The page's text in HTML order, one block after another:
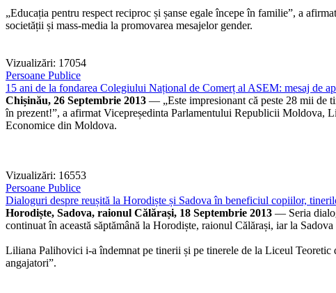
„Educația pentru respect reciproc și șanse egale începe în familie”, a
societății și mass-media la promovarea mesajelor gender.
Vizualizări: 17054
Persoane Publice
15 ani de la fondarea Colegiului Național de Comerț al ASEM: mesaj de
Chișinău, 26 Septembrie 2013 — „Este impresionant că peste 28 mii de
în prezent!”, a afirmat Vicepreședinta Parlamentului Republicii Moldova,
Economice din Moldova.
Vizualizări: 16553
Persoane Publice
Dialoguri despre reușită la Horodiște și Sadova în beneficiul copiilor,
Horodiște, Sadova, raionul Călărași, 18 Septembrie 2013 — Seria
continuat în această săptămână la Horodiște, raionul Călărași, iar la
Liliana Palihovici i-a îndemnat pe tinerii și pe tinerele de la Liceul
angajatori”.